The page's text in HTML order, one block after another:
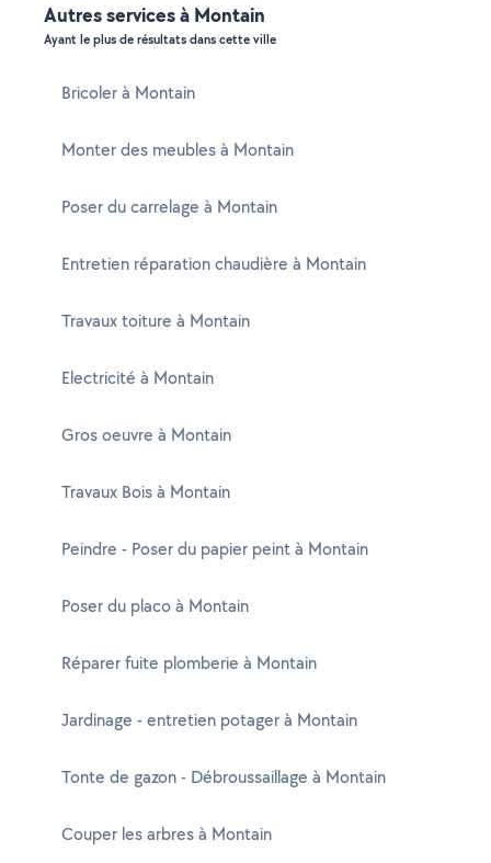
Autres services à Montain
Ayant le plus de résultats dans cette ville
Bricoler à Montain
Monter des meubles à Montain
Poser du carrelage à Montain
Entretien réparation chaudière à Montain
Travaux toiture à Montain
Electricité à Montain
Gros oeuvre à Montain
Travaux Bois à Montain
Peindre - Poser du papier peint à Montain
Poser du placo à Montain
Réparer fuite plomberie à Montain
Jardinage - entretien potager à Montain
Tonte de gazon - Débroussaillage à Montain
Couper les arbres à Montain